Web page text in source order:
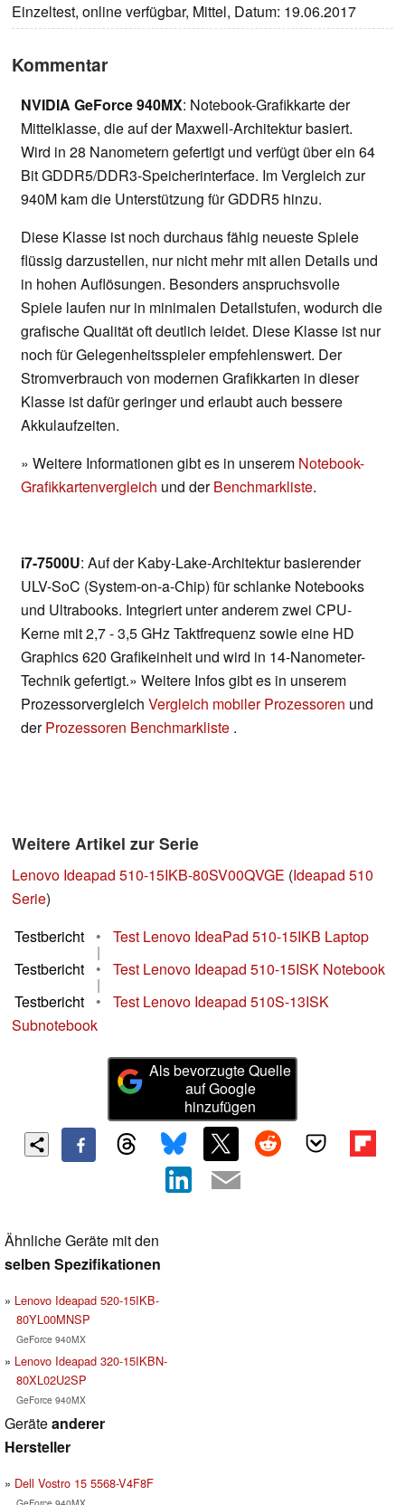
Einzeltest, online verfügbar, Mittel, Datum: 19.06.2017
Kommentar
NVIDIA GeForce 940MX: Notebook-Grafikkarte der
Mittelklasse, die auf der Maxwell-Architektur basiert.
Wird in 28 Nanometern gefertigt und verfügt über ein 64
Bit GDDR5/DDR3-Speicherinterface. Im Vergleich zur
940M kam die Unterstützung für GDDR5 hinzu.
Diese Klasse ist noch durchaus fähig neueste Spiele
flüssig darzustellen, nur nicht mehr mit allen Details und
in hohen Auflösungen. Besonders anspruchsvolle
Spiele laufen nur in minimalen Detailstufen, wodurch die
grafische Qualität oft deutlich leidet. Diese Klasse ist nur
noch für Gelegenheitsspieler empfehlenswert. Der
Stromverbrauch von modernen Grafikkarten in dieser
Klasse ist dafür geringer und erlaubt auch bessere
Akkulaufzeiten.
» Weitere Informationen gibt es in unserem Notebook-
Grafikkartenvergleich und derBenchmarkliste.
i7-7500U: Auf der Kaby-Lake-Architektur basierender
ULV-SoC (System-on-a-Chip) für schlanke Notebooks
und Ultrabooks. Integriert unter anderem zwei CPU-
Kerne mit 2,7 - 3,5 GHz Taktfrequenz sowie eine HD
Graphics 620 Grafikeinheit und wird in 14-Nanometer-
Technik gefertigt.» Weitere Infos gibt es in unserem
Prozessorvergleich Vergleich mobiler Prozessoren und
derProzessoren Benchmarkliste .
Weitere Artikel zur Serie
Lenovo Ideapad 510-15IKB-80SV00QVGE (Ideapad 510
Serie)
Testbericht
• Test Lenovo IdeaPad 510-15IKB Laptop
|
Testbericht
• Test Lenovo Ideapad 510-15ISK Notebook
|
Testbericht
•
Test Lenovo Ideapad 510S-13ISK
Subnotebook
Als bevorzugte Quelle
auf Google
hinzufügen
Ähnliche Geräte mit den
selben Spezifikationen
Lenovo Ideapad 520-15IKB-
80YL00MNSP
GeForce 940MX
Lenovo Ideapad 320-15IKBN-
80XL02U2SP
GeForce 940MX
Geräteanderer
Hersteller
Dell Vostro 15 5568-V4F8F